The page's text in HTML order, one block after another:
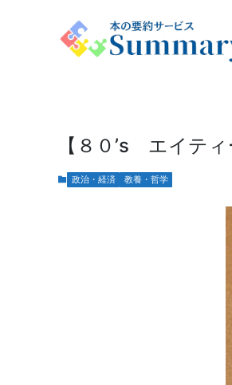
【８０’s エイテ
政治・経済 教養・哲学